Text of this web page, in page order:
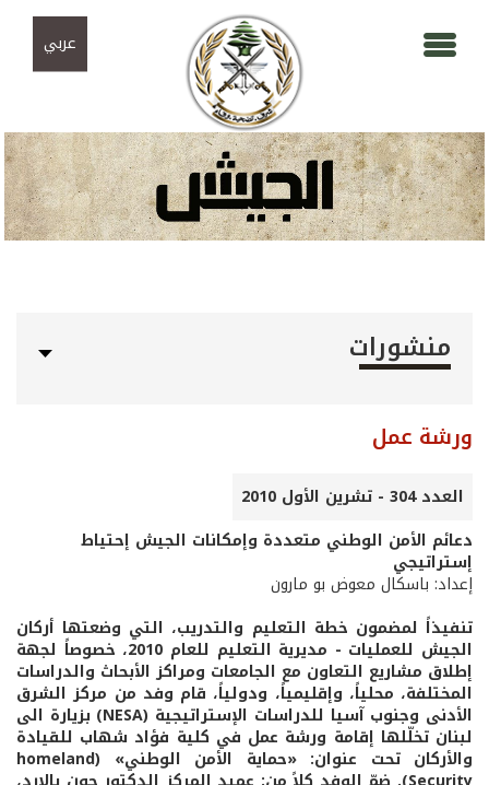
عربي
منشورات
ورشة عمل
العدد 304 - تشرين الأول 2010
دعائم الأمن الوطني متعددة وإمكانات الجيش إحتياط
إستراتيجي
إعداد: باسكال معوض بو مارون
تنفيذاً لمضمون خطة التعليم والتدريب، التي وضعتها أركان
الجيش للعمليات - مديرية التعليم للعام 2010، خصوصاً لجهة
إطلاق مشاريع التعاون مع الجامعات ومراكز الأبحاث والدراسات
المختلفة، محلياً، وإقليمياً، ودولياً، قام وفد من مركز الشرق
الأدنى وجنوب آسيا للدراسات الإستراتيجية (NESA) بزيارة الى
لبنان تخلّلها إقامة ورشة عمل في كلية فؤاد شهاب للقيادة
والأركان تحت عنوان: «حماية الأمن الوطني» (homeland